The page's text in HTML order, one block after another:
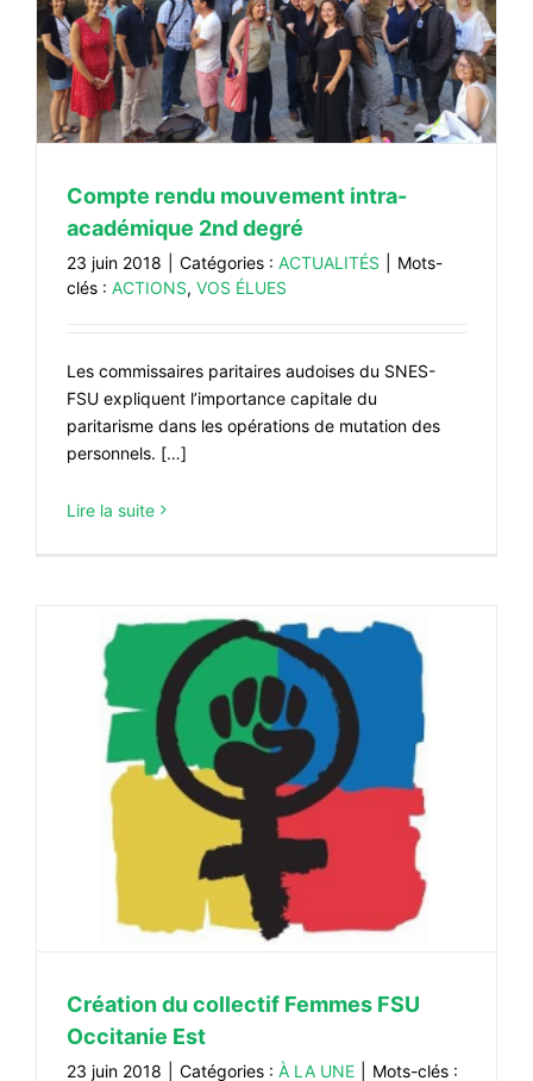
Compte rendu mouvement intra-
académique 2nd degré
23 juin 2018 Catégories : ACTUALITÉS
Mots-
clés : ACTIONS, VOS ÉLUES
Les commissaires paritaires audoises du SNES-
FSU expliquent l’importance capitale du
paritarisme dans les opérations de mutation des
personnels. […]
Lire la suite
Création du collectif Femmes FSU
Occitanie Est
23 juin 2018 Catégories : À LA UNE Mots-clés :